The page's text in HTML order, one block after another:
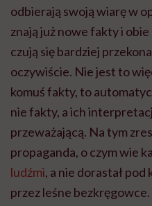
odbierają swoją wiarę w
znają już nowe fakty i
czują się bardziej
oczywiście. Nie jest to
komuś fakty, to
nie fakty, a ich
przeważającą. Na tym
propaganda, o czym wie
ludźmi, a nie dorastał
przez leśne bezkręgowce.